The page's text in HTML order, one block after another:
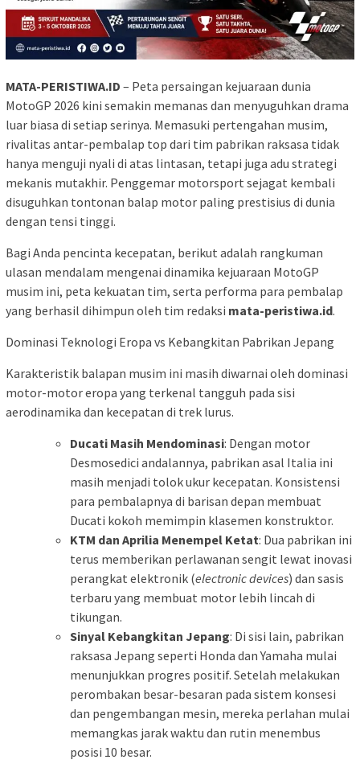
MATA-PERISTIWA.ID – Peta persaingan kejuaraan dunia
MotoGP 2026 kini semakin memanas dan menyuguhkan drama
luar biasa di setiap serinya. Memasuki pertengahan musim,
rivalitas antar-pembalap top dari tim pabrikan raksasa tidak
hanya menguji nyali di atas lintasan, tetapi juga adu strategi
mekanis mutakhir. Penggemar motorsport sejagat kembali
disuguhkan tontonan balap motor paling prestisius di dunia
dengan tensi tinggi.
Bagi Anda pencinta kecepatan, berikut adalah rangkuman
ulasan mendalam mengenai dinamika kejuaraan MotoGP
musim ini, peta kekuatan tim, serta performa para pembalap
yang berhasil dihimpun oleh tim redaksi mata-peristiwa.id.
Dominasi Teknologi Eropa vs Kebangkitan Pabrikan Jepang
Karakteristik balapan musim ini masih diwarnai oleh dominasi
motor-motor eropa yang terkenal tangguh pada sisi
aerodinamika dan kecepatan di trek lurus.
Ducati Masih Mendominasi: Dengan motor
Desmosedici andalannya, pabrikan asal Italia ini
masih menjadi tolok ukur kecepatan. Konsistensi
para pembalapnya di barisan depan membuat
Ducati kokoh memimpin klasemen konstruktor.
KTM dan Aprilia Menempel Ketat: Dua pabrikan ini
terus memberikan perlawanan sengit lewat inovasi
perangkat elektronik (electronic devices) dan sasis
terbaru yang membuat motor lebih lincah di
tikungan.
Sinyal Kebangkitan Jepang: Di sisi lain, pabrikan
raksasa Jepang seperti Honda dan Yamaha mulai
menunjukkan progres positif. Setelah melakukan
perombakan besar-besaran pada sistem konsesi
dan pengembangan mesin, mereka perlahan mulai
memangkas jarak waktu dan rutin menembus
posisi 10 besar.